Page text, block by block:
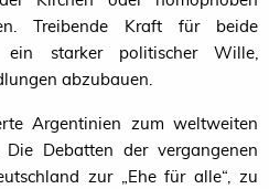
Treibende Kraft für beide
ein starker politischer Wille,
abzubauen.
Argentinien zum weltweiten
Die Debatten der vergangenen
zur „Ehe für alle“, zu